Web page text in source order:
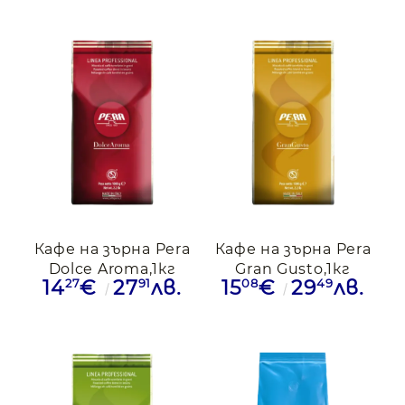
Кафе на зърна Pera
Dolce Aroma,1кг
1427€ 2791лв.
Кафе на зърна Pera
Gran Gusto,1кг
1508€ 2949лв.